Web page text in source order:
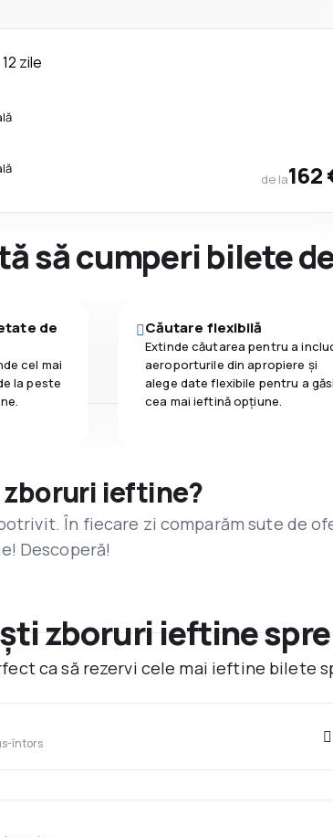
12 zile
de la162
să cumperi bilete
de
cel mai
la peste
Căutare flexibilă
Extinde căutarea pentru a
aeroporturile din apropiere și
alege date flexibile pentru a găsi
cea mai ieftină opțiune.
ieftine?
În fiecare zi comparăm sute de
Descoperă!
zboruri ieftine spre
ca să rezervi cele mai ieftine bilete
întors